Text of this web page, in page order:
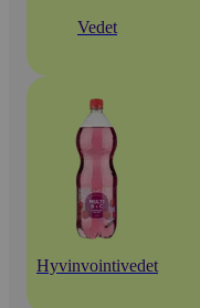
Vedet
Hyvinvointivedet